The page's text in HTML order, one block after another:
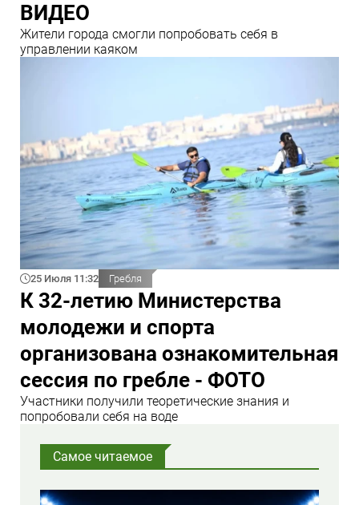
ВИДЕО
Жители города смогли попробовать себя в
управлении каяком
25 Июля 11:32 Гребля
К 32-летию Министерства
молодежи и спорта
организована ознакомительная
сессия по гребле - ФОТО
Участники получили теоретические знания и
попробовали себя на воде
Самое читаемое